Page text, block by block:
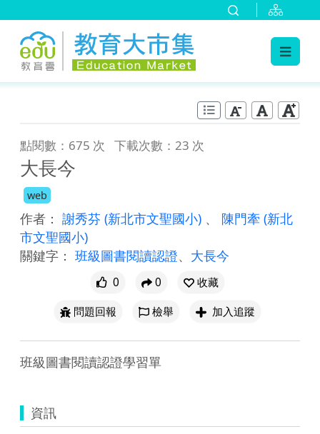
點閱數：675 次 下載次數：23 次
大長今
web
作者： 謝秀芬 (新北市文聖國小) 、 陳門牽 (新北
市文聖國小)
關鍵字： 班級圖書閱讀認證、 大長今
0 0
收藏
問題回報
檢舉 加入追蹤
班級圖書閱讀認證學習單
資訊